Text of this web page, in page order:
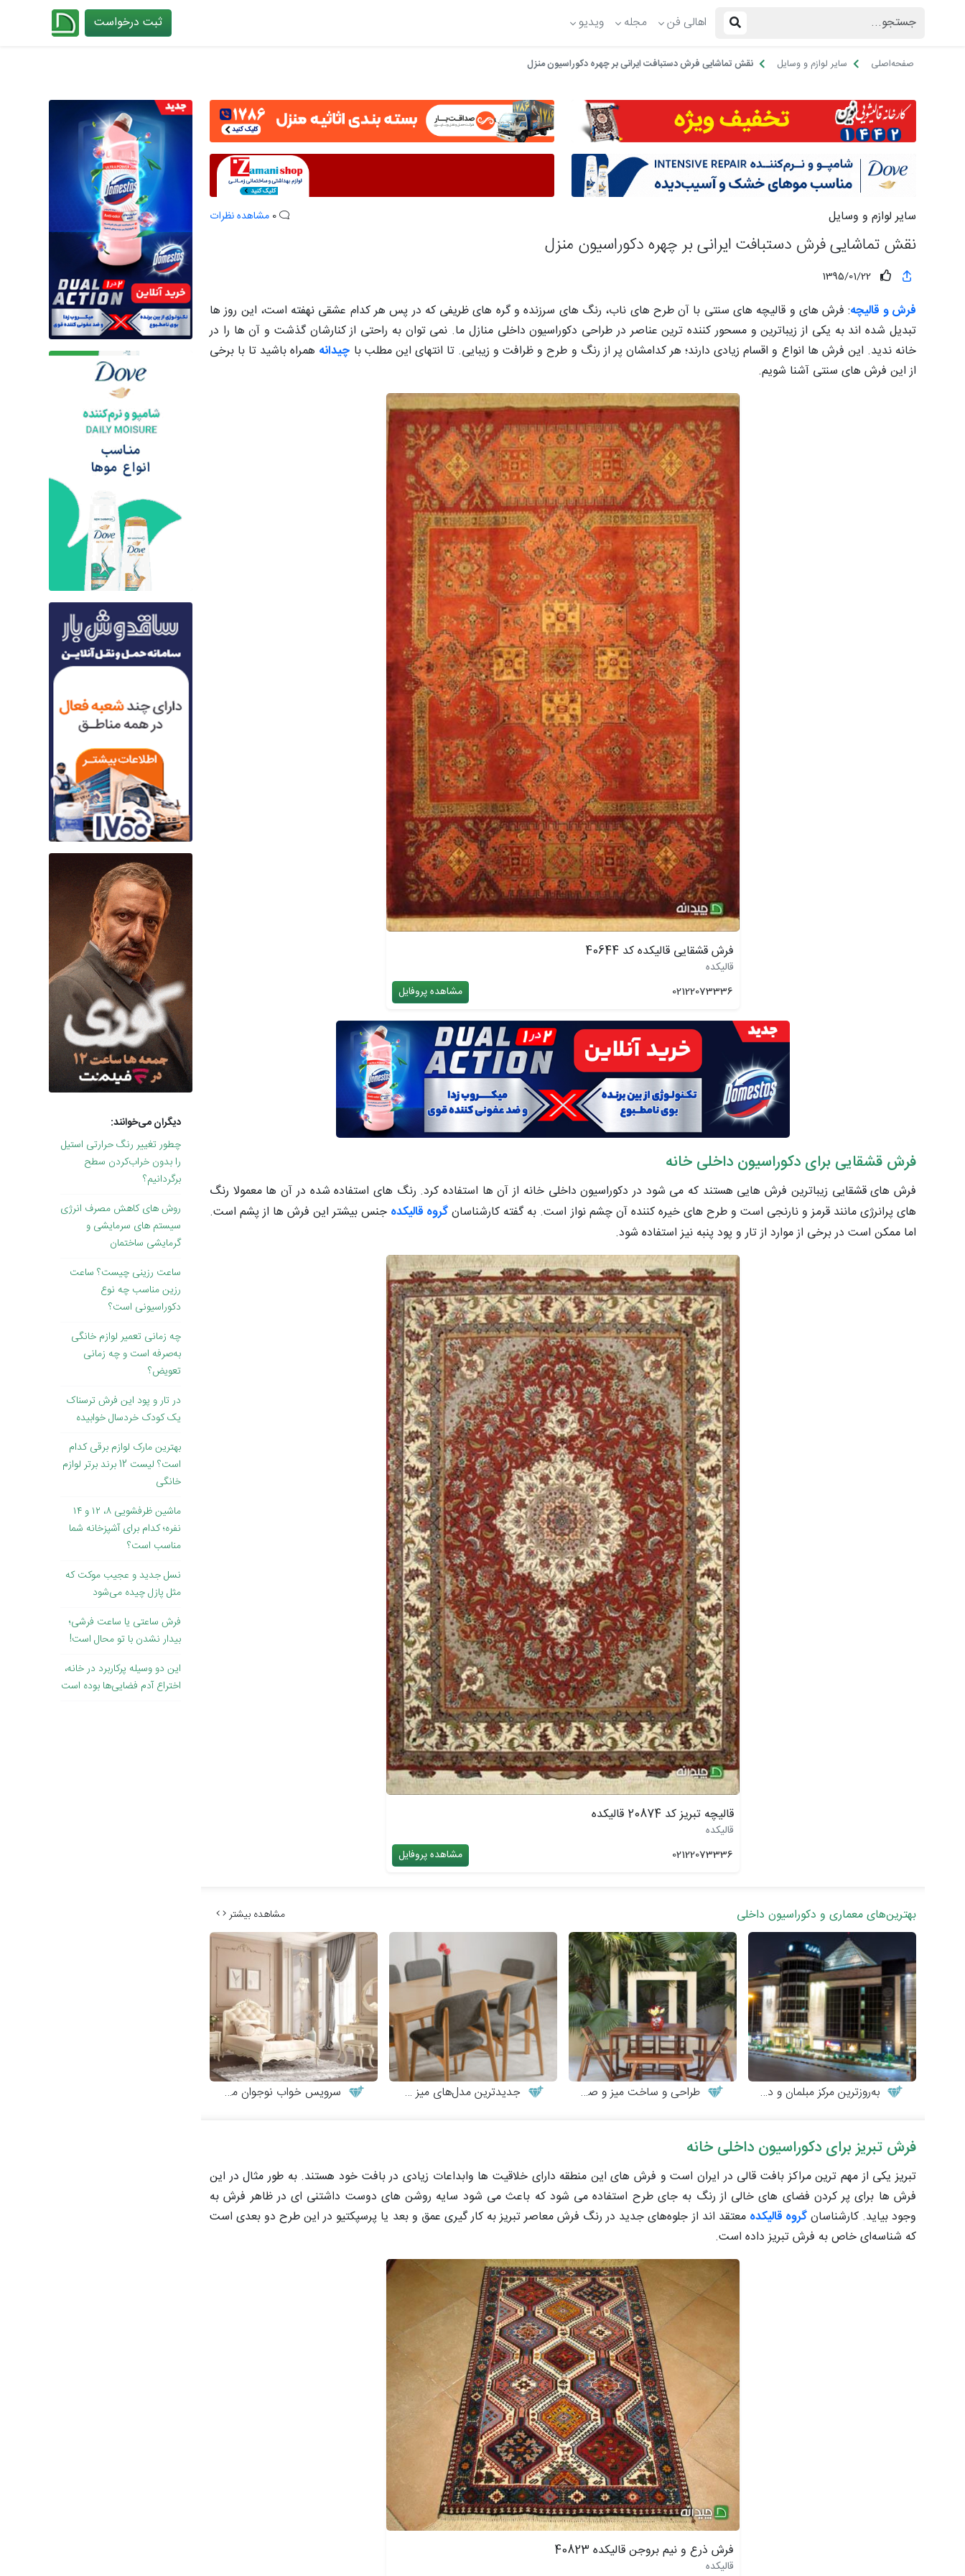
اهالی فن مجله ویدیو ثبت درخواست
صفحه‌اصلی سایر لوازم و وسایل نقش تماشایی فرش دستبافت ایرانی بر چهره دکوراسیون منزل
سایر لوازم و وسایل مشاهده نظرات
نقش تماشایی فرش دستبافت ایرانی بر چهره دکوراسیون منزل
1395/01/22
فرش و قالیچه: فرش های و قالیچه های سنتی با آن طرح های ناب، رنگ های سرزنده و گره های ظریفی که در پس هر کدام عشقی نهفته است، این روز ها
تبدیل شده اند به یکی از زیباترین و مسحور کننده ترین عناصر در طراحی دکوراسیون داخلی منازل ما. نمی توان به راحتی از کنارشان گذشت و آن ها را در
خانه ندید. این فرش ها انواع و اقسام زیادی دارند؛ هر کدامشان پر از رنگ و طرح و ظرافت و زیبایی. تا انتهای این مطلب با چیدانه همراه باشید تا با برخی
از این فرش های سنتی آشنا شویم.
فرش قشقایی قالیکده کد 40644
قالیکده
02122073336
مشاهده پروفایل
فرش قشقایی برای دکوراسیون داخلی خانه
فرش های قشقایی زیباترین فرش هایی هستند که می شود در دکوراسیون داخلی خانه از آن ها استفاده کرد. رنگ های استفاده شده در آن ها معمولا رنگ
های پرانرژی مانند قرمز و نارنجی است و طرح های خیره کننده آن چشم نواز است. به گفته کارشناسانگروه قالیکده جنس بیشتر این فرش ها از پشم است.
اما ممکن است در برخی از موارد از تار و پود پنبه نیز استفاده شود.
قالیچه تبریز کد 20874 قالیکده
قالیکده
02122073336
مشاهده پروفایل
بهترین‌های معماری و دکوراسیون داخلی مشاهده بیشتر
به‌روزترین مرکز مبلمان و دکوراسیون طراحی و ساخت میز و صندلی چوبی جدیدترین مدل‌های میز و صندلی چوبی مدرن سرویس خواب نوجوان مدل کاترینا
فرش تبریز برای دکوراسیون داخلی خانه
تبریز یکی از مهم ترین مراکز بافت قالی در ایران است و فرش های این منطقه دارای خلاقیت ها وابداعات زیادی در بافت خود هستند. به طور مثال در این
فرش ها برای پر کردن فضای های خالی از رنگ به جای طرح استفاده می شود که باعث می شود سایه روشن های دوست داشتنی ای در ظاهر فرش به
وجود بیاید. کارشناسانگروه قالیکده معتقد اند از جلوه‌های جدید در رنگ فرش معاصر تبریز به کار گیری عمق و بعد یا پرسپکتیو در این طرح دو بعدی است
که شناسه‌ای خاص به فرش تبریز داده است.
فرش ذرع و نیم بروجن قالیکده 40823
قالیکده
دیگران می‌خوانند:
چطور تغییر رنگ حرارتی استیل
را بدون خراب‌کردن سطح
برگردانیم؟
روش های کاهش مصرف انرژی
سیستم های سرمایشی و
گرمایشی ساختمان
ساعت رزینی چیست؟ ساعت
رزین مناسب چه نوع
دکوراسیونی است؟
چه زمانی تعمیر لوازم خانگی
به‌صرفه است و چه زمانی
تعویض؟
در تار و پود این فرش ترسناک
یک کودک خردسال خوابیده
بهترین مارک لوازم برقی کدام
است؟ لیست 12 برند برتر لوازم
خانگی
ماشین ظرفشویی ۸، ۱۲ و ۱۴
نفره؛ کدام برای آشپزخانه شما
مناسب است؟
نسل جدید و عجیب موکت که
مثل پازل چیده می‌شود
فرش ساعتی یا ساعت فرشی؛
بیدار نشدن با تو محال است!
این دو وسیله پرکاربرد در خانه،
اختراع آدم فضایی‌ها بوده است